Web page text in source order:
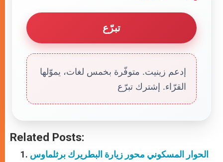
تبرّع
إدعم زينيت. متوفّرة بخمس لغات، يموّلها
القرّاء. إشترك تبرّع
Related Posts:
الحوار المسكوني محور زيارة البطريرك برثلماوس